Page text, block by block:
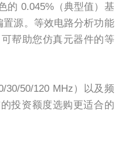
的 0.045%（典型值）基
置源。等效电路分析功能
帮助您仿真元器件的等
30/50/120 MHz ）以及频
投资额度选购更适合的